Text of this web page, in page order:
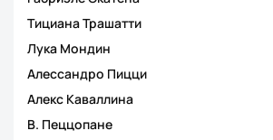
Тициана Трашатти
Лука Мондин
Алессандро Пицци
Алекс Каваллина
В. Пеццопане